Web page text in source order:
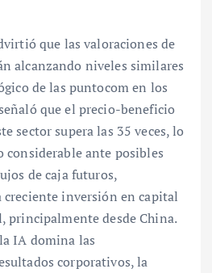
que las valoraciones de
alcanzando niveles similares
de las puntocom en los
que el precio-beneficio
sector supera las 35 veces, lo
considerable ante posibles
de caja futuros,
creciente inversión en capital
principalmente desde China.
IA domina las
corporativos, la